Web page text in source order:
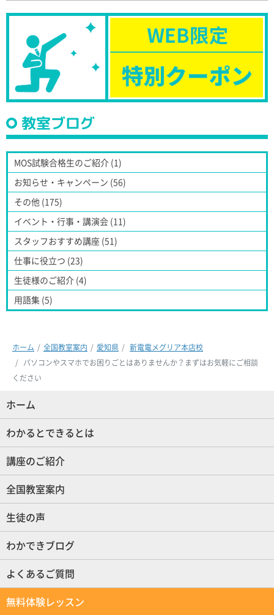
教室ブログ
MOS試験合格生のご紹介 (1)
お知らせ・キャンペーン (56)
その他 (175)
イベント・行事・講演会 (11)
スタッフおすすめ講座 (51)
仕事に役立つ (23)
生徒様のご紹介 (4)
用語集 (5)
ホーム 全国教室案内 愛知県
新電電メグリア本店校
パソコンやスマホでお困りごとはありませんか？まずはお気軽にご相談
ください
ホーム
わかるとできるとは
講座のご紹介
全国教室案内
生徒の声
わかできブログ
よくあるご質問
無料体験レッスン